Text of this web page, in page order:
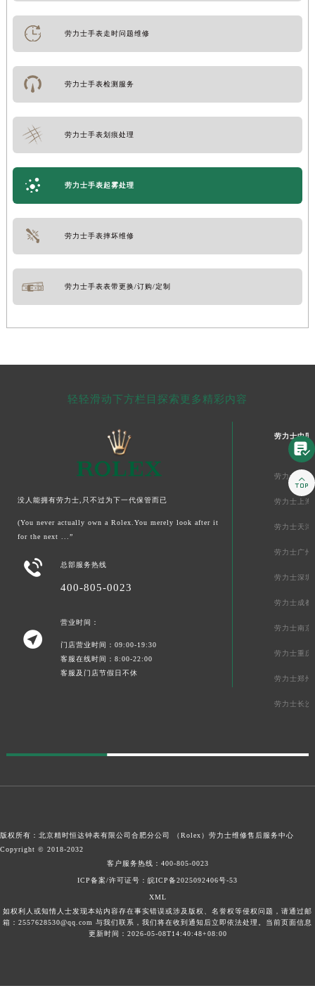
劳力士手表走时问题维修
劳力士手表检测服务
劳力士手表划痕处理
劳力士手表起雾处理
劳力士手表摔坏维修
劳力士手表表带更换/订购/定制
轻轻滑动下方栏目探索更多精彩内容
没人能拥有劳力士,只不过为下一代保管而已
(You never actually own a Rolex.You merely look after it
for the next ...”
 总部服务热线
400-805-0023

营业时间：
门店营业时间：09:00-19:30
客服在线时间：8:00-22:00
客服及门店节假日不休
劳力士中国
劳力士北京
劳力士上海
劳力士天津
劳力士广州
劳力士深圳
劳力士成都
劳力士南京
劳力士重庆
劳力士郑州
劳力士长沙
版权所有：北京精时恒达钟表有限公司合肥分公司 （Rolex） 劳力士维修售后服务中心
Copyright © 2018-2032
客户服务热线： 400-805-0023
ICP备案/许可证号：皖ICP备2025092406号-53
XML
如权利人或知情人士发现本站内容存在事实错误或涉及版权、名誉权等侵权问题，请通过邮
箱：2557628530@qq.com 与我们联系，我们将在收到通知后立即依法处理。当前页面信息
更新时间：2026-05-08T14:40:48+08:00

